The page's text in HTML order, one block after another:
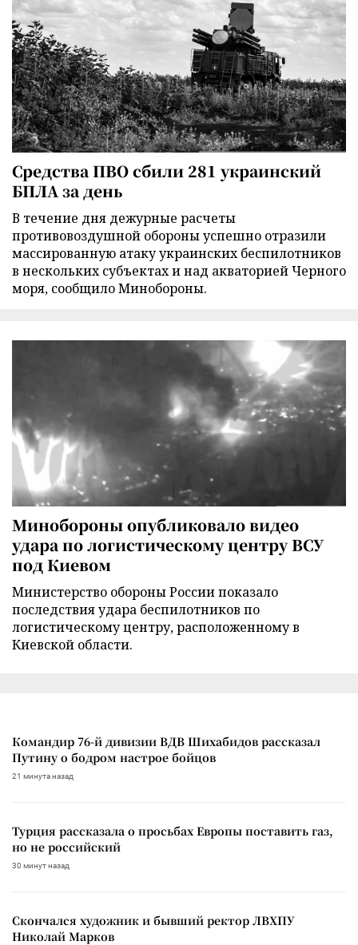
Средства ПВО сбили 281 украинский
БПЛА за день
В течение дня дежурные расчеты
противовоздушной обороны успешно отразили
массированную атаку украинских беспилотников
в нескольких субъектах и над акваторией Черного
моря, сообщило Минобороны.
Минобороны опубликовало видео
удара по логистическому центру ВСУ
под Киевом
Министерство обороны России показало
последствия удара беспилотников по
логистическому центру, расположенному в
Киевской области.
Командир 76-й дивизии ВДВ Шихабидов рассказал
Путину о бодром настрое бойцов
21 минута назад
Турция рассказала о просьбах Европы поставить газ,
но не российский
30 минут назад
Скончался художник и бывший ректор ЛВХПУ
Николай Марков